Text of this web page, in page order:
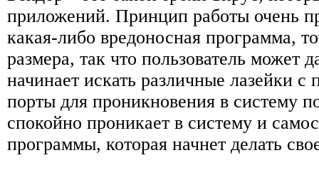
приложений. Принцип работы очень
какая-либо вредоносная программа,
размера, так что пользователь может
начинает искать различные лазейки
порты для проникновения в систему
спокойно проникает в систему и
программы, которая начнет делать